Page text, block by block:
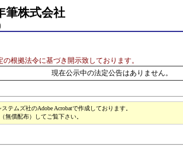
筆株式会社
根拠法令に基づき開示致しております。
現在公示中の法定公告はありません。
テムズ社のAdobe Acrobatで作成しております。
無償配布）してご覧下さい。